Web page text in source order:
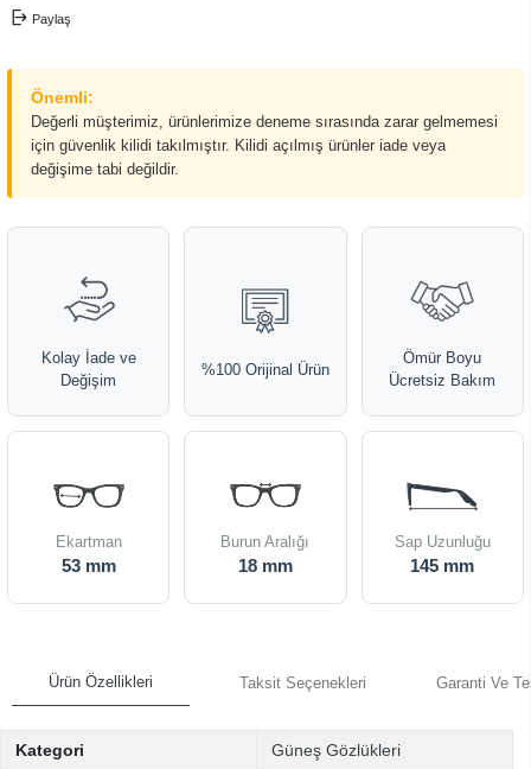
Paylaş
Önemli:
Değerli müşterimiz, ürünlerimize deneme sırasında zarar gelmemesi
için güvenlik kilidi takılmıştır. Kilidi açılmış ürünler iade veya
değişime tabi değildir.
Kolay İade ve
Değişim
%100 Orijinal Ürün
Ömür Boyu
Ücretsiz Bakım
Ekartman
53 mm
Burun Aralığı
18 mm
Sap Uzunluğu
145 mm
Ürün Özellikleri Taksit Seçenekleri Garanti Ve
Kategori Güneş Gözlükleri